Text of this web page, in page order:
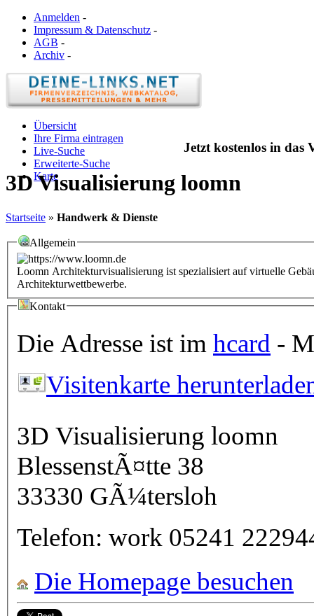
Anmelden -
Impressum & Datenschutz -
AGB -
Archiv -
Übersicht
Ihre Firma eintragen
Live-Suche
Erweiterte-Suche
Karte
Jetzt kostenlos in das
3D Visualisierung loomn
Startseite » Handwerk & Dienste
Allgemein
Loomn Architekturvisualisierung ist spezialisiert auf virtuelle
Architekturwettbewerbe.
Kontakt
Die Adresse ist im hcard -
Visitenkarte
3D Visualisierung loomn
BlessenstÃ¤tte 38
33330 GÃ¼tersloh
Telefon: work 05241
Die Homepage besuchen